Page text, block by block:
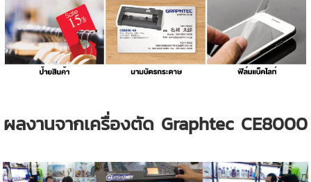
ผลงานจากเครื่องตัด Graphtec CE8000